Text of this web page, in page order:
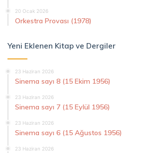
20 Ocak 2026
Orkestra Provası (1978)
Yeni Eklenen Kitap ve Dergiler
23 Haziran 2026
Sinema sayı 8 (15 Ekim 1956)
23 Haziran 2026
Sinema sayı 7 (15 Eylül 1956)
23 Haziran 2026
Sinema sayı 6 (15 Ağustos 1956)
23 Haziran 2026